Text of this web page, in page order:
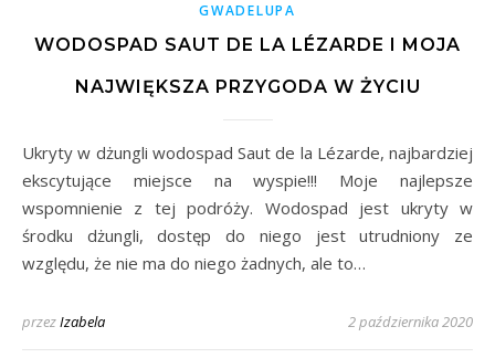
GWADELUPA
WODOSPAD SAUT DE LA LÉZARDE I MOJA
NAJWIĘKSZA PRZYGODA W ŻYCIU
Ukryty w dżungli wodospad Saut de la Lézarde, najbardziej
ekscytujące miejsce na wyspie!!! Moje najlepsze
wspomnienie z tej podróży. Wodospad jest ukryty w
środku dżungli, dostęp do niego jest utrudniony ze
względu, że nie ma do niego żadnych, ale to…
przezIzabela 2 października 2020